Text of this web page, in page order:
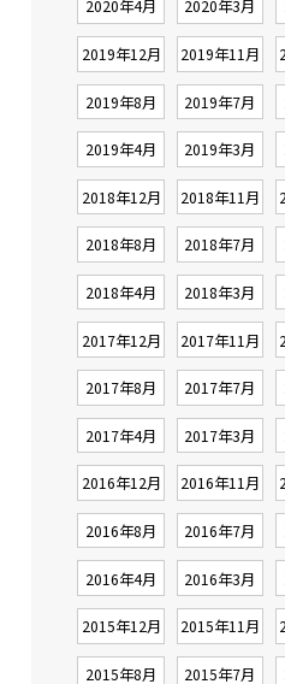
2020年4月 2020年3月
2019年12月 2019年11月
2019年8月 2019年7月
2019年4月 2019年3月
2018年12月 2018年11月
2018年8月 2018年7月
2018年4月 2018年3月
2017年12月 2017年11月
2017年8月 2017年7月
2017年4月 2017年3月
2016年12月 2016年11月
2016年8月 2016年7月
2016年4月 2016年3月
2015年12月 2015年11月
2015年8月 2015年7月